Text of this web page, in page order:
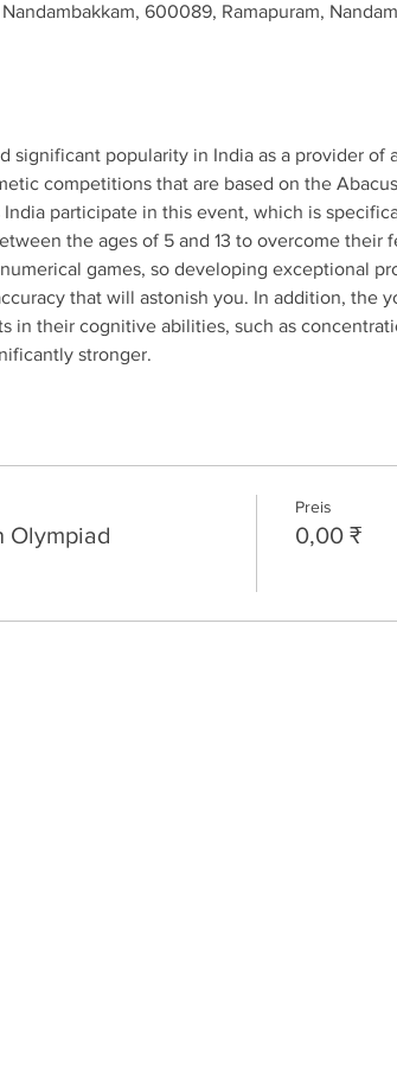
600089, Ramapuram,
significant popularity in India as a provider of
competitions that are based on the
India participate in this event, which is
the ages of 5 and 13 to overcome their
games, so developing exceptional
that will astonish you. In addition, the
in their cognitive abilities, such as
stronger.
Olympiad
Preis
0,00 ₹